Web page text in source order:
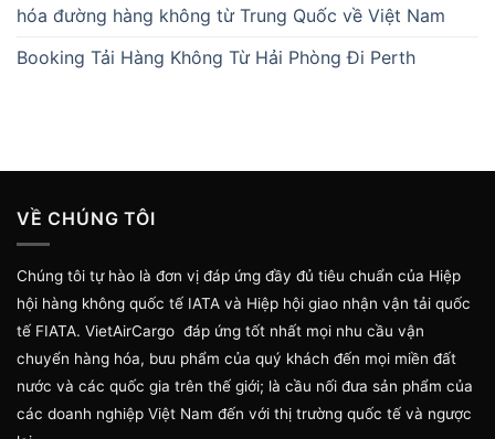
hóa đường hàng không từ Trung Quốc về Việt Nam
Booking Tải Hàng Không Từ Hải Phòng Đi Perth
VỀ CHÚNG TÔI
Chúng tôi tự hào là đơn vị đáp ứng đầy đủ tiêu chuẩn của Hiệp
hội hàng không quốc tế IATA và Hiệp hội giao nhận vận tải quốc
tế FIATA. VietAirCargo đáp ứng tốt nhất mọi nhu cầu vận
chuyển hàng hóa, bưu phẩm của quý khách đến mọi miền đất
nước và các quốc gia trên thế giới; là cầu nối đưa sản phẩm của
các doanh nghiệp Việt Nam đến với thị trường quốc tế và ngược